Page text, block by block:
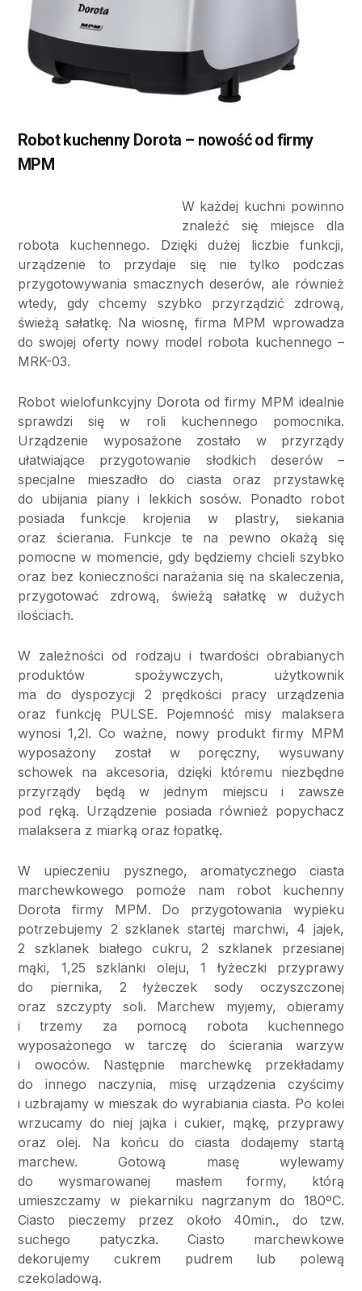
Robot kuchenny Dorota – nowość od firmy
MPM
W każdej kuchni powinno
znaleźć się miejsce dla
robota kuchennego. Dzięki dużej liczbie funkcji,
urządzenie to przydaje się nie tylko podczas
przygotowywania smacznych deserów, ale również
wtedy, gdy chcemy szybko przyrządzić zdrową,
świeżą sałatkę. Na wiosnę, firma MPM wprowadza
do swojej oferty nowy model robota kuchennego –
MRK-03.
Robot wielofunkcyjny Dorota od firmy MPM idealnie
sprawdzi się w roli kuchennego pomocnika.
Urządzenie wyposażone zostało w przyrządy
ułatwiające przygotowanie słodkich deserów –
specjalne mieszadło do ciasta oraz przystawkę
do ubijania piany i lekkich sosów. Ponadto robot
posiada funkcje krojenia w plastry, siekania
oraz ścierania. Funkcje te na pewno okażą się
pomocne w momencie, gdy będziemy chcieli szybko
oraz bez konieczności narażania się na skaleczenia,
przygotować zdrową, świeżą sałatkę w dużych
ilościach.
W zależności od rodzaju i twardości obrabianych
produktów spożywczych, użytkownik
ma do dyspozycji 2 prędkości pracy urządzenia
oraz funkcję PULSE. Pojemność misy malaksera
wynosi 1,2l. Co ważne, nowy produkt firmy MPM
wyposażony został w poręczny, wysuwany
schowek na akcesoria, dzięki któremu niezbędne
przyrządy będą w jednym miejscu i zawsze
pod ręką. Urządzenie posiada również popychacz
malaksera z miarką oraz łopatkę.
W upieczeniu pysznego, aromatycznego ciasta
marchewkowego pomoże nam robot kuchenny
Dorota firmy MPM. Do przygotowania wypieku
potrzebujemy 2 szklanek startej marchwi, 4 jajek,
2 szklanek białego cukru, 2 szklanek przesianej
mąki, 1,25 szklanki oleju, 1 łyżeczki przyprawy
do piernika, 2 łyżeczek sody oczyszczonej
oraz szczypty soli. Marchew myjemy, obieramy
i trzemy za pomocą robota kuchennego
wyposażonego w tarczę do ścierania warzyw
i owoców. Następnie marchewkę przekładamy
do innego naczynia, misę urządzenia czyścimy
i uzbrajamy w mieszak do wyrabiania ciasta. Po kolei
wrzucamy do niej jajka i cukier, mąkę, przyprawy
oraz olej. Na końcu do ciasta dodajemy startą
marchew. Gotową masę wylewamy
do wysmarowanej masłem formy, którą
umieszczamy w piekarniku nagrzanym do 180ºC.
Ciasto pieczemy przez około 40min., do tzw.
suchego patyczka. Ciasto marchewkowe
dekorujemy cukrem pudrem lub polewą
czekoladową.